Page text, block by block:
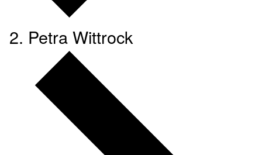
Petra Wittrock